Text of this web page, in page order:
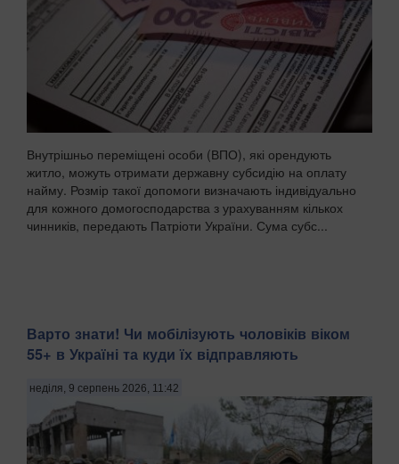
Внутрішньо переміщені особи (ВПО), які орендують
житло, можуть отримати державну субсидію на оплату
найму. Розмір такої допомоги визначають індивідуально
для кожного домогосподарства з урахуванням кількох
чинників, передають Патріоти України. Сума субс...
Варто знати! Чи мобілізують чоловіків віком
55+ в Україні та куди їх відправляють
неділя, 9 серпень 2026, 11:42